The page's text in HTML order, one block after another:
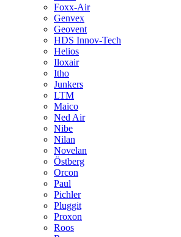
Foxx-Air
Genvex
Geovent
HDS Innov-Tech
Helios
Iloxair
Itho
Junkers
LTM
Maico
Ned Air
Nibe
Nilan
Novelan
Östberg
Orcon
Paul
Pichler
Pluggit
Proxon
Roos